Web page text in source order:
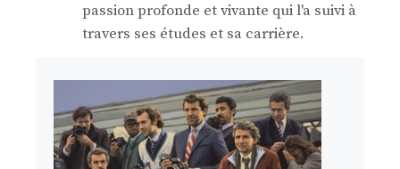
passion profonde et vivante qui l'a suivi à
travers ses études et sa carrière.